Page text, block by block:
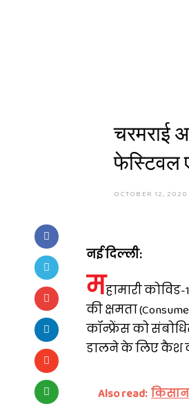
चरमराई
फेस्टिवल
OCTOBER 12, 2020
नई दिल्ली:
महामारी
की क्षमता
कॉन्फ्रेंस को
डालने के लिए कैश
Also read: